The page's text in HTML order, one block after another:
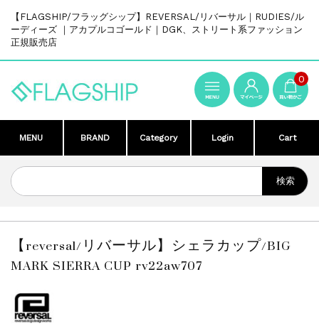
【FLAGSHIP/フラッグシップ】REVERSAL/リバーサル｜RUDIES/ル
ーディーズ ｜アカプルコゴールド｜DGK、ストリート系ファッション
正規販売店
0
MENU BRAND Category Login Cart
【reversal/リバーサル】シェラカップ/BIG
MARK SIERRA CUP rv22aw707